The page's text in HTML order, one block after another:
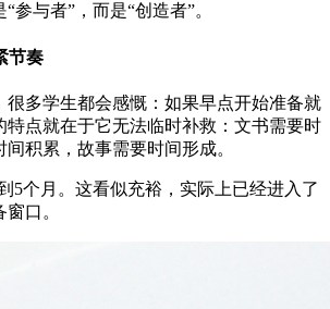
参与者”，而是“创造者”。
节奏
很多学生都会感慨：如果早点开始准备就
特点就在于它无法临时补救：文书需要时
积累，故事需要时间形成。
5个月。这看似充裕，实际上已经进入了
口。